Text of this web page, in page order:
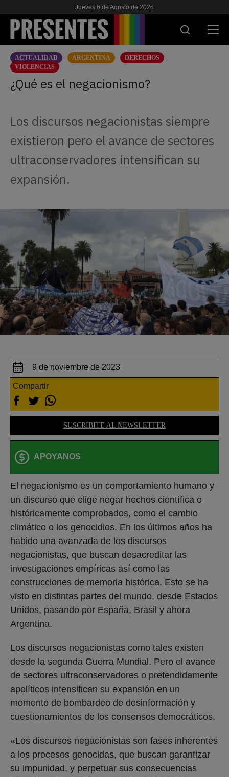
Jueves 6 de Agosto de 2026
ACTUALIDAD
INVESTIGACIONES
ESCUELA
NOSOTRES
ACTUALIDAD ARGENTINA
DERECHOS
VIOLENCIAS
¿Qué es el negacionismo?
Los discursos negacionistas siempre
existieron pero el avance de sectores
ultraconservadores intensifican su
expansión.
9 de noviembre de 2023
Compartir
SUSCRIBITE AL NEWSLETTER
APOYANOS
El negacionismo es un comportamiento humano y
un discurso que elige negar hechos científica o
históricamente comprobados, como el cambio
climático o los genocidios. En los últimos años ha
habido una avanzada de los discursos
negacionistas, que buscan desacreditar las
investigaciones empíricas así como las
construcciones de memoria histórica. Esto se ha
visto en distintas partes del mundo, desde Estados
Unidos, pasando por España, Brasil y ahora
Argentina.
Los discursos negacionistas como tales existen
desde la segunda Guerra Mundial. Pero el avance
de sectores ultraconservadores o pretendidamente
apolíticos intensifican su expansión en un
momento de bombardeo de desinformación y
cuestionamientos de los consensos democráticos.
«Los discursos negacionistas son fases inherentes
a los procesos genocidas, que buscan garantizar
su impunidad, y perpetuar sus consecuencias